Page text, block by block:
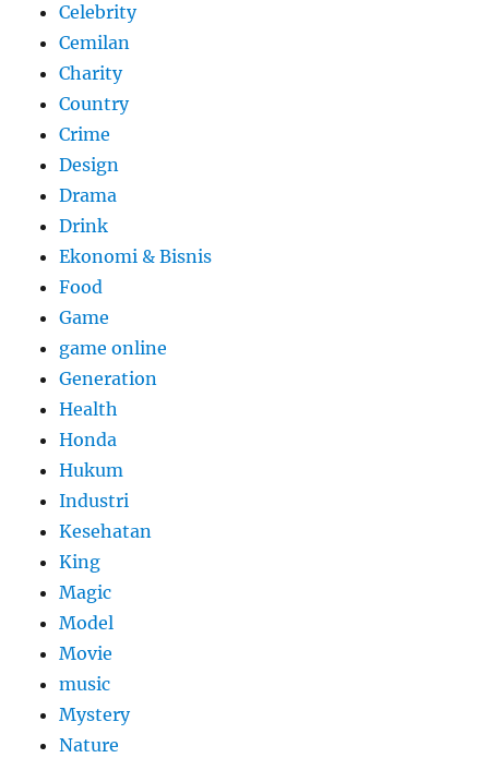
Celebrity
Cemilan
Charity
Country
Crime
Design
Drama
Drink
Ekonomi & Bisnis
Food
Game
game online
Generation
Health
Honda
Hukum
Industri
Kesehatan
King
Magic
Model
Movie
music
Mystery
Nature